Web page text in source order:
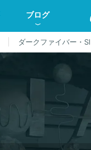
ブログ
ダークファイバー・